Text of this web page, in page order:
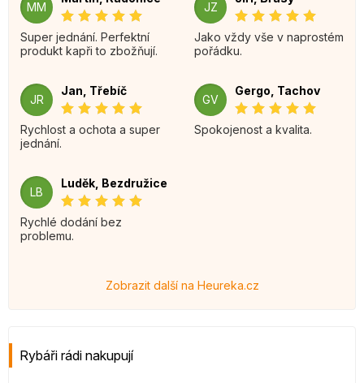
MM
Super jednání. Perfektní
produkt kapři to zbožňují.
JZ
Jako vždy vše v naprostém
pořádku.
JR
Jan, Třebíč
Rychlost a ochota a super
jednání.
GV
Gergo, Tachov
Spokojenost a kvalita.
LB
Luděk, Bezdružice
Rychlé dodání bez
problemu.
Zobrazit další na Heureka.cz
Rybáři rádi nakupují